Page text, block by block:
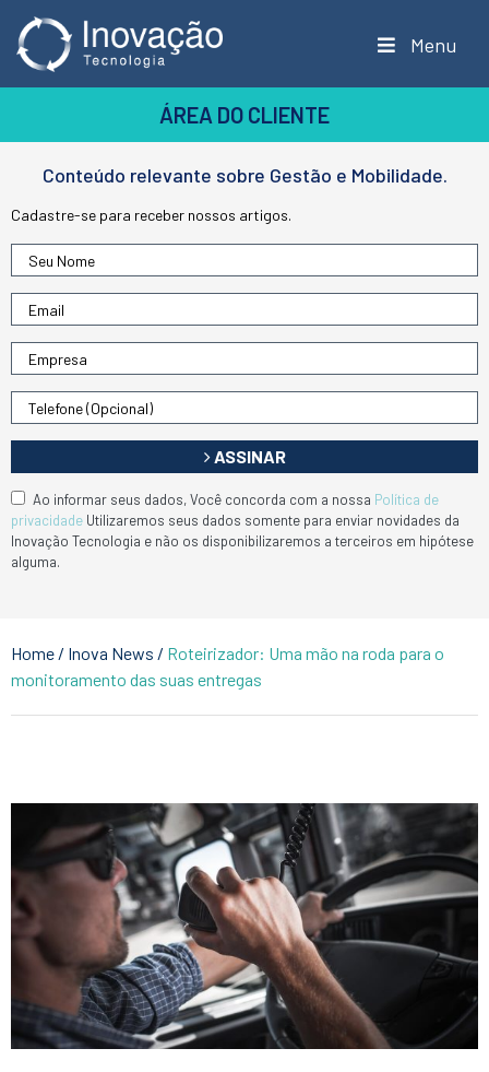
Menu
ÁREA DO CLIENTE
Conteúdo relevante sobre Gestão e Mobilidade.
Cadastre-se para receber nossos artigos.
ASSINAR
Ao informar seus dados, Você concorda com a nossa Política de
privacidade Utilizaremos seus dados somente para enviar novidades da
Inovação Tecnologia e não os disponibilizaremos a terceiros em hipótese
alguma.
Home / Inova News / Roteirizador: Uma mão na roda para o
monitoramento das suas entregas